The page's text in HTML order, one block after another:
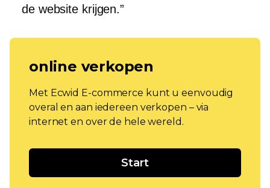
de website krijgen.”
online verkopen
Met Ecwid E-commerce kunt u eenvoudig
overal en aan iedereen verkopen – via
internet en over de hele wereld.
Start